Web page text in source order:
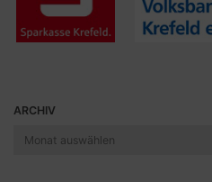
ARCHIV
Archiv